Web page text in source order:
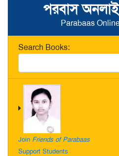
পরবাস
Parabaas
Search Books:
Join Friends of Parabaas
Support Students